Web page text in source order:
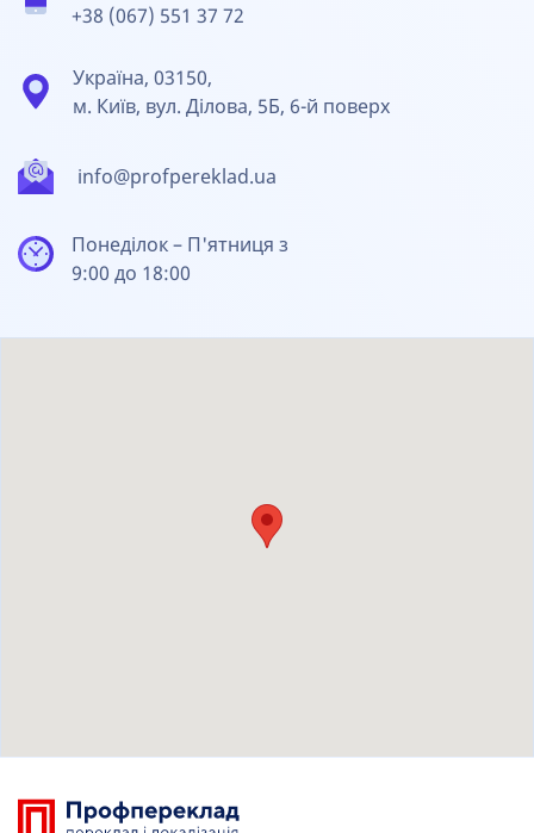
+38 (067) 551 37 72
info@profpereklad.ua
Україна, 03150,
м. Київ, вул. Ділова, 5Б, 6-й поверх
Понеділок – П'ятниця з
9:00 до 18:00